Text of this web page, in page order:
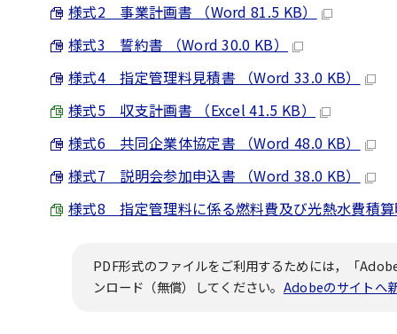
様式2 事業計画書 （Word 81.5 KB）
様式3 誓約書 （Word 30.0 KB）
様式4 指定管理料見積書 （Word 33.0 KB）
様式5 収支計画書 （Excel 41.5 KB）
様式6 共同企業体協定書 （Word 48.0 KB）
様式7 説明会参加申込書 （Word 38.0 KB）
様式8 指定管理料に係る燃料費及び光熱水費積
PDF形式のファイルをご利用するためには，「
ンロード（無償）してください。 Adobeのサイトへ